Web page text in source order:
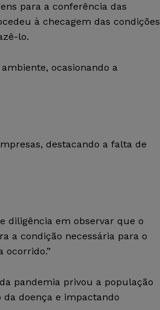
para a conferência das
à checagem das condições
lo.
ocasionando a
destacando a falta de
diligência em observar que o
a condição necessária para o
ocorrido.”
pandemia privou a população
doença e impactando